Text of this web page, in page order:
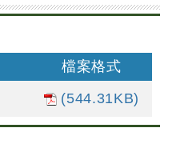
檔案格式
(544.31KB)